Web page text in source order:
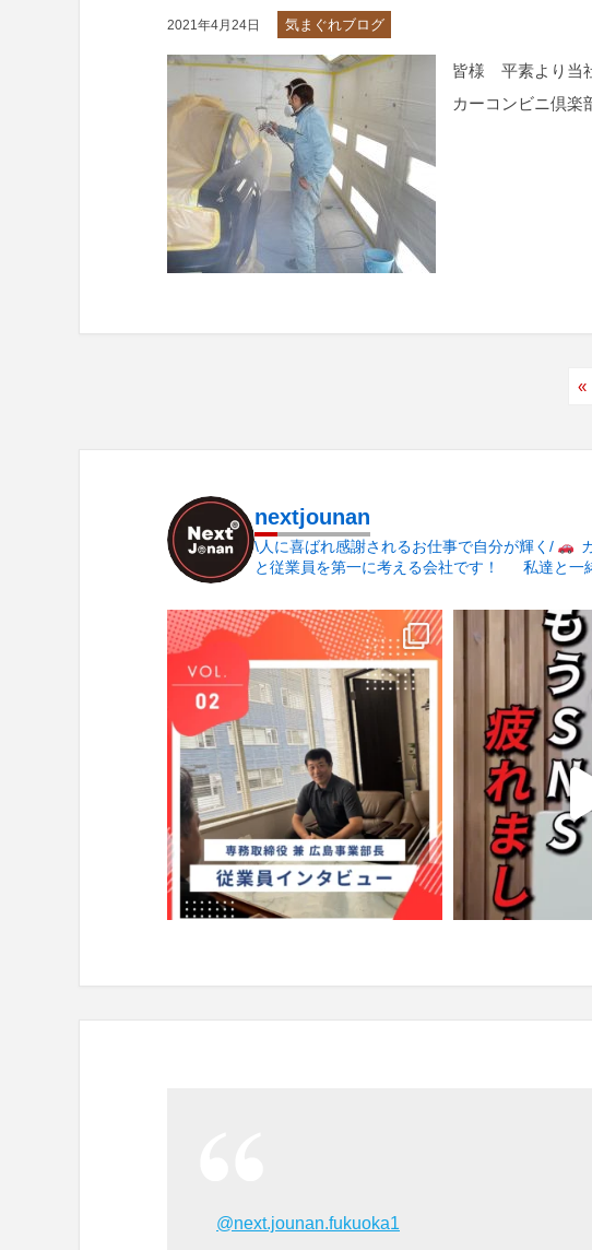
2021年4月24日 気まぐれブログ
皆様 平素より当
カーコンビニ倶
«
nextjounan
\人に喜ばれ感謝されるお仕事で自分が輝く/
と従業員を第一に考える会社です！
私達と一
@next.jounan.fukuoka1